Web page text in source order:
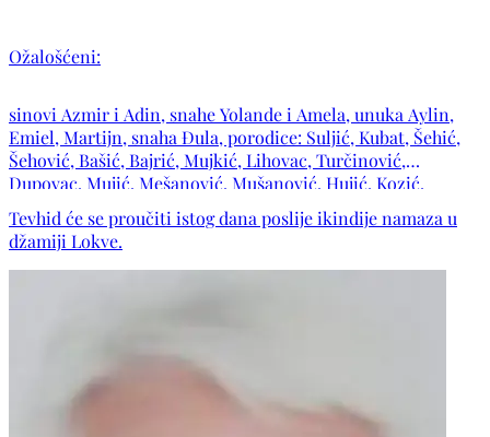
Ožalošćeni:
sinovi Azmir i Adin, snahe Yolande i Amela, unuka Aylin,
Emiel, Martijn, snaha Đula, porodice: Suljić, Kubat, Šehić,
Šehović, Bašić, Bajrić, Mujkić, Lihovac, Turčinović,
Dupovac, Mujić, Mešanović, Mušanović, Hujić, Kozić,
Subašić, Kulovac, Hodžić te ostala mnogobrojna rodbina,
komšije i prijatelji.
Tevhid će se proučiti istog dana poslije ikindije namaza u
džamiji Lokve.